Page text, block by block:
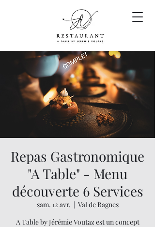
Repas Gastronomique
"A Table" - Menu
découverte 6 Services
sam. 12 avr.
  |
Val de Bagnes
A Table by Jérémie Voutaz est un concept